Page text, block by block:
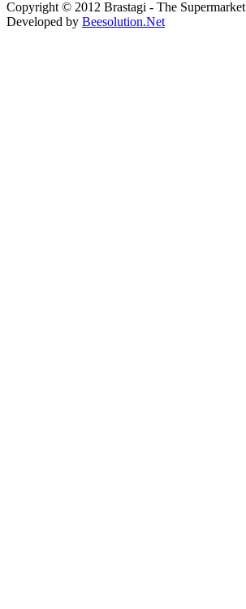
Copyright © 2012 Brastagi - The Supermarket
Developed by Beesolution.Net